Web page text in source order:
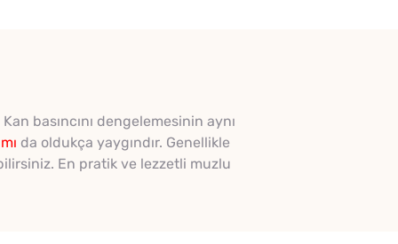
basıncını dengelemesinin aynı
da oldukça yaygındır. Genellikle
En pratik ve lezzetli muzlu